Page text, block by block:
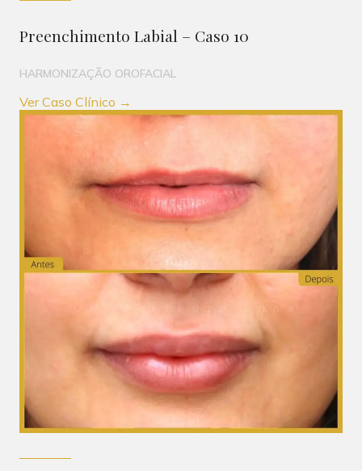
Preenchimento Labial – Caso 10
HARMONIZAÇÃO OROFACIAL
Ver Caso Clínico →